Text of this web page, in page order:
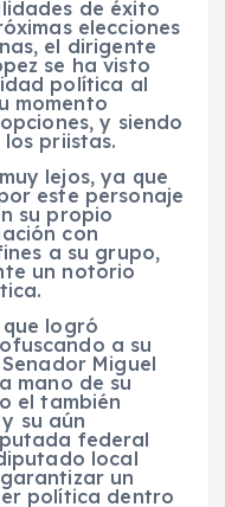
de éxito
elecciones
el dirigente
se ha visto
política al
momento
y siendo
priistas.
lejos, ya que
este personaje
su propio
con
a su grupo,
un notorio
logró
a su
Miguel
mano de su
el también
su aún
federal
local
un
política dentro